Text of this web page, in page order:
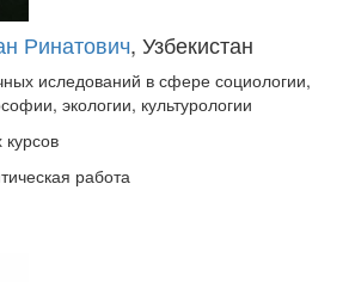
Ринатович, Узбекистан
иследований в сфере социологии,
экологии, культурологии
курсов
работа